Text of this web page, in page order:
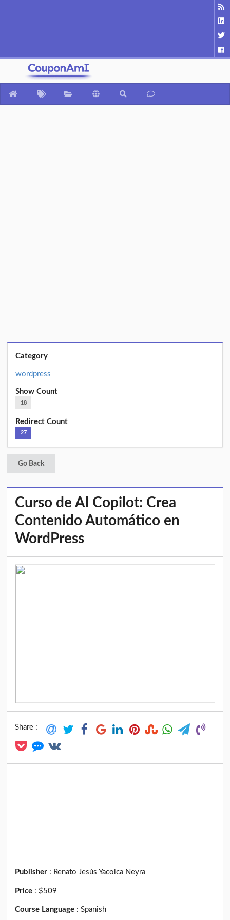
Category
wordpress
Show Count
18
Redirect Count
27
Go Back
Curso de AI Copilot: Crea
Contenido Automático en
WordPress
Share :
Publisher : Renato Jesús Yacolca Neyra
Price : $509
Course Language :Spanish